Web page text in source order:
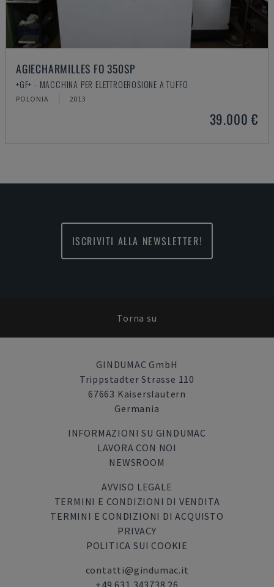
AGIECHARMILLES FO 350SP
+GF+ - MACCHINA PER ELETTROEROSIONE A TUFFO
POLONIA 2013
39.000 €
ISCRIVITI ALLA NEWSLETTER!
Torna su
GINDUMAC GmbH
Trippstadter Strasse 110
67663 Kaiserslautern
Germania
INFORMAZIONI SU GINDUMAC
LAVORA CON NOI
NEWSROOM
AVVISO LEGALE
TERMINI E CONDIZIONI DI VENDITA
TERMINI E CONDIZIONI DI ACQUISTO
PRIVACY
POLITICA SUI COOKIE
contatti@gindumac.it
+49 631 343738 26